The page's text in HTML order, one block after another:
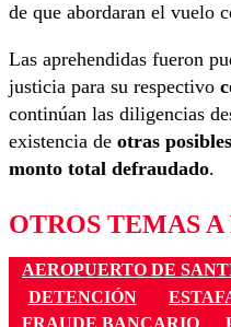
de que abordaran el vuelo
Las aprehendidas fueron
justicia para su respectivo
continúan las diligencias
existencia de otras
monto total defraudado.
OTROS TEMAS
AEROPUERTO DE
DETENCIÓN